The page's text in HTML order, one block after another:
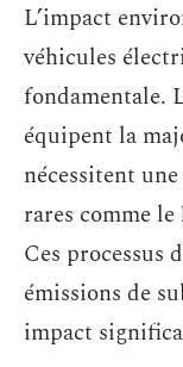
L’impact
véhicules
fondamentale.
équipent la
nécessitent
rares comme le
Ces processus
émissions de
impact